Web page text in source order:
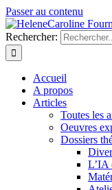
Passer au contenu
Rechercher:
Accueil
A propos
Articles
Toutes les
Oeuvres
Dossiers
L’IA